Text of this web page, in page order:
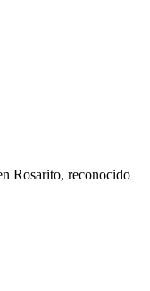
Rosarito, reconocido